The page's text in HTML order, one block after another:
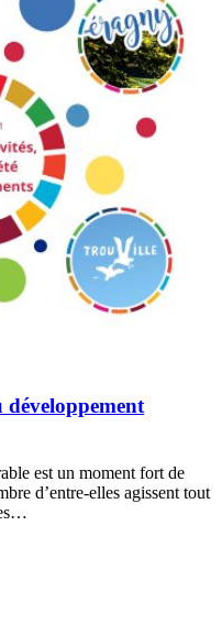
développement
est un moment fort de
d’entre-elles agissent tout